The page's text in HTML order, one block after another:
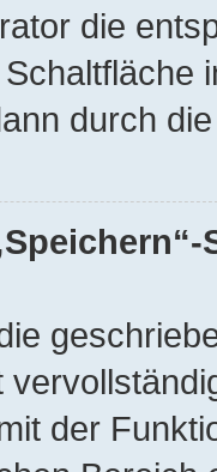
die
durch
der